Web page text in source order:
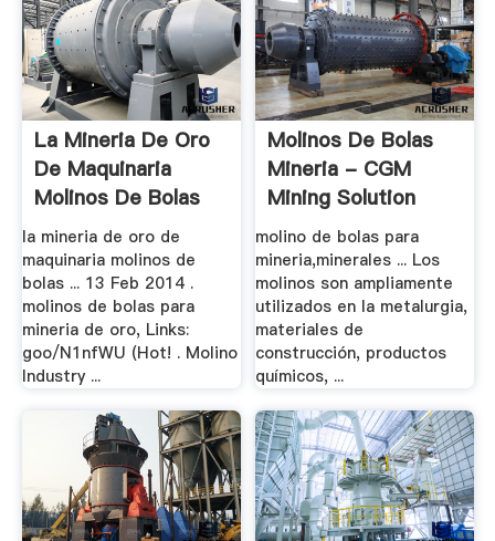
La Mineria De Oro
De Maquinaria
Molinos De Bolas
la mineria de oro de
maquinaria molinos de
bolas ... 13 Feb 2014 .
molinos de bolas para
mineria de oro, Links:
goo/N1nfWU (Hot! . Molino
Industry ...
Molinos De Bolas
Mineria - CGM
Mining Solution
molino de bolas para
mineria,minerales ... Los
molinos son ampliamente
utilizados en la metalurgia,
materiales de
construcción, productos
químicos, ...